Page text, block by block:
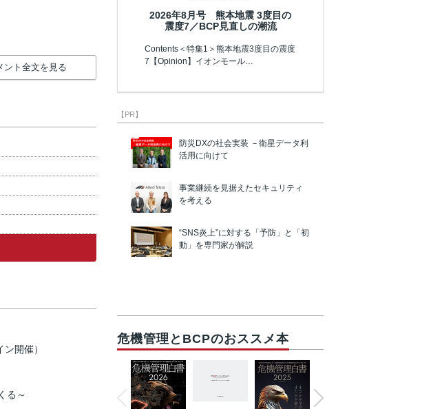
ント全文を見る
開催）
る～
2026年8月号 熊本地震 3度目の
震度7／BCP見直しの潮流
Contents＜特集1＞熊本地震3度目の震度
7【Opinion】イオンモール…
【PR】
防災DXの社会実装 －衛星データ利
活用に向けて
事業継続を見据えたセキュリティ
を考える
“SNS炎上”に対する「予防」と「初
動」を専門家が解説
危機管理とBCPのおススメ本